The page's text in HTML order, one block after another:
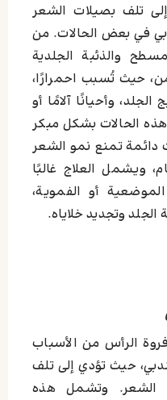
تلف بصيلات الشعر
في بعض الحالات. من
والذئبة الجلدية
حيث تُسبب احمرارًا،
وأحيانًا آلامًا أو
الحالات بشكل مبكر
دائمة تمنع نمو الشعر
ويشمل العلاج غالبًا
أو الفموية،
وتجديد خلاياه.
الرأس من الأسباب
حيث تؤدي إلى تلف
الشعر. وتشمل هذه